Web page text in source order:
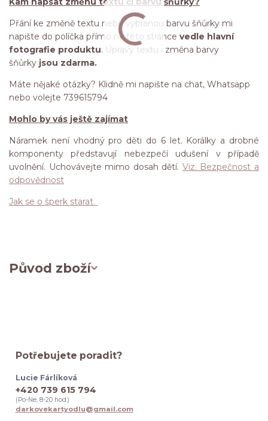
Přání ke změně textu nebo vybranou barvu šňůrky mi
napište do políčka přímo na této stránce vedle hlavní
fotografie produktu. Úpravy textu i změna barvy
šňůrky jsou zdarma.
Máte nějaké otázky? Klidně mi napište na chat, Whatsapp
nebo volejte 739615794
Mohlo by vás ještě zajímat
Náramek není vhodný pro děti do 6 let. Korálky a drobné
komponenty představují nebezpečí udušení v případě
uvolnění. Uchovávejte mimo dosah dětí. Viz. Bezpečnost a
odpovědnost
Jak se o šperk starat.
Původ zboží
Potřebujete poradit?
Lucie Fárlíková
+420 739 615 794
(Po-Ne, 8-20 hod.)
darkovekartyodlu@gmail.com